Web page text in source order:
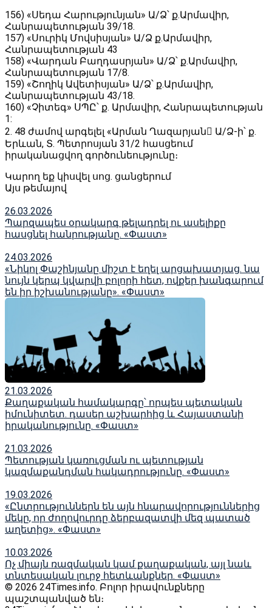
156) «Սեդա Հարությունյան» Ա/Ձ՝ ք․Արմավիր,
Հանրապետության 39/18.
157) «Սուրիկ Մովսիսյան» Ա/Ձ ք․Արմավիր,
Հանրապետության 43
158) «Վարդան Բաղդասրյան» Ա/Ձ՝ ք․Արմավիր,
Հանրապետության 17/8․
159) «Շողիկ Ավետիսյան» Ա/Ձ՝ ք․Արմավիր,
Հանրապետության 43/18․
160) «Չիտեգ» ՍՊԸ՝ ք․ Արմավիր, Հանրապետության
1:
2. 48 ժամով արգելել «Արման Ղազարյան Ա/Ձ-ի՝ ք․
Երևան, Տ․ Պետրոսյան 31/2 հասցեում
իրականացվող գործունեությունը։
Կարող եք կիսվել սոց․ ցանցերում
Այս թեմայով
26.03.2026
Պարզապես օրակարգ թելադրել ու ասելիքը
հասցնել հանրությանը. «Փաստ»
24.03.2026
«Նիկոլ Փաշինյանը միշտ է եղել արցախատյաց. նա
նույն կերպ կվարվի բոլորի հետ, ովքեր խանգարում
են իր իշխանությանը». «Փաստ»
21.03.2026
Քաղաքական համակարգը՝ որպես պետական
իմունիտետ. դասեր աշխարհից և Հայաստանի
իրականությունը. «Փաստ»
21.03.2026
Պետության կառուցման ու պետության
կազմաքանդման հակադրությունը. «Փաստ»
19.03.2026
«Ընտրություններն են այն հնարավորություններից
մեկը, որ ժողովուրդը ձերբազատվի մեզ պատած
աղետից». «Փաստ»
10.03.2026
Ոչ միայն ռազմական կամ քաղաքական, այլ նաև
տնտեսական լուրջ հետևանքներ. «Փաստ»
© 2026 24Times.info․ Բոլոր իրավունքները
պաշտպանված են։